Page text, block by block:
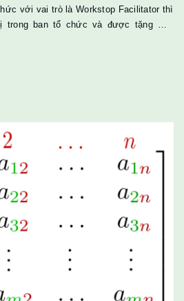
với vai trò là Workstop Facilitator thì
ban tổ chức và được tặng một
nghĩ board mạch này khá phù hợp
có rất nhiều chức năng mà trước giờ
có thể sở hữu được một cái thứ gì có